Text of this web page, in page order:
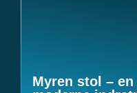
Myren stol –